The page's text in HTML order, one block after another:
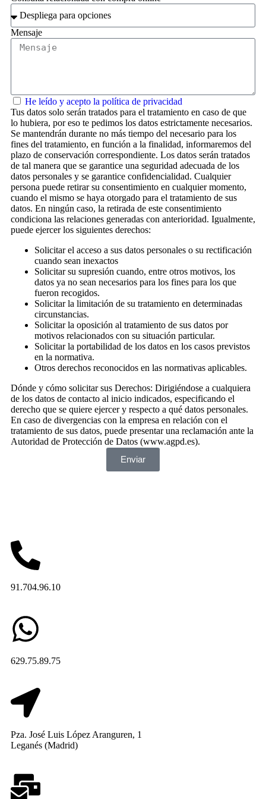
Mensaje
He leído y acepto la política de privacidad
Tus datos solo serán tratados para el tratamiento en caso de que
lo hubiera, por eso te pedimos los datos estrictamente necesarios.
Se mantendrán durante no más tiempo del necesario para los
fines del tratamiento, en función a la finalidad, informaremos del
plazo de conservación correspondiente. Los datos serán tratados
de tal manera que se garantice una seguridad adecuada de los
datos personales y se garantice confidencialidad. Cualquier
persona puede retirar su consentimiento en cualquier momento,
cuando el mismo se haya otorgado para el tratamiento de sus
datos. En ningún caso, la retirada de este consentimiento
condiciona las relaciones generadas con anterioridad. Igualmente,
puede ejercer los siguientes derechos:
Solicitar el acceso a sus datos personales o su rectificación
cuando sean inexactos
Solicitar su supresión cuando, entre otros motivos, los
datos ya no sean necesarios para los fines para los que
fueron recogidos.
Solicitar la limitación de su tratamiento en determinadas
circunstancias.
Solicitar la oposición al tratamiento de sus datos por
motivos relacionados con su situación particular.
Solicitar la portabilidad de los datos en los casos previstos
en la normativa.
Otros derechos reconocidos en las normativas aplicables.
Dónde y cómo solicitar sus Derechos: Dirigiéndose a cualquiera
de los datos de contacto al inicio indicados, especificando el
derecho que se quiere ejercer y respecto a qué datos personales.
En caso de divergencias con la empresa en relación con el
tratamiento de sus datos, puede presentar una reclamación ante la
Autoridad de Protección de Datos (www.agpd.es).
Enviar
91.704.96.10
629.75.89.75
Pza. José Luis López Aranguren, 1
Leganés (Madrid)